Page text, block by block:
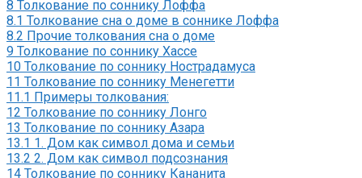
8 Толкование по соннику Лоффа
8.1 Толкование сна о доме в соннике Лоффа
8.2 Прочие толкования сна о доме
9 Толкование по соннику Хассе
10 Толкование по соннику Нострадамуса
11 Толкование по соннику Менегетти
11.1 Примеры толкования:
12 Толкование по соннику Лонго
13 Толкование по соннику Азара
13.1 1. Дом как символ дома и семьи
13.2 2. Дом как символ подсознания
14 Толкование по соннику Кананита